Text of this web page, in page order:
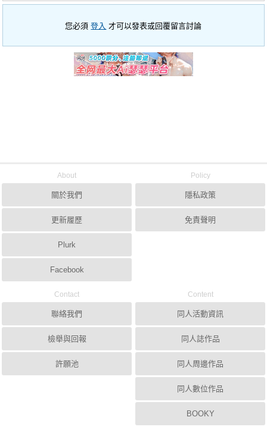
您必須登入 才可以發表或回覆留言討論
About
關於我們
更新履歷
Plurk
Facebook
Policy
隱私政策
免責聲明
Contact
聯絡我們
檢舉與回報
許願池
Content
同人活動資訊
同人誌作品
同人周邊作品
同人數位作品
BOOKY